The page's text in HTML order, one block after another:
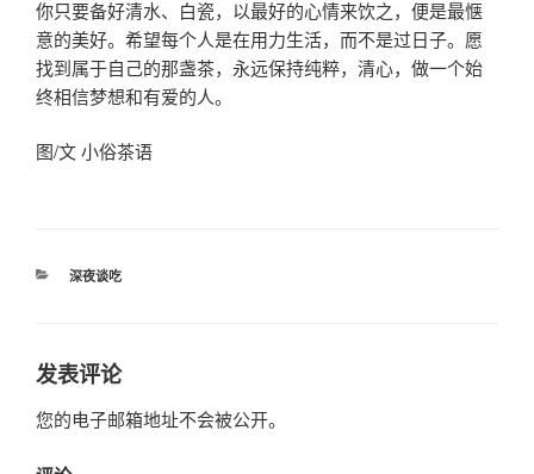
你只要备好清水、白瓷，以最好的心情来饮之，便是最惬
意的美好。希望每个人是在用力生活，而不是过日子。愿
找到属于自己的那盏茶，永远保持纯粹，清心，做一个始
终相信梦想和有爱的人。
图/文 小俗茶语
分
深夜谈吃
发表评论
您的电子邮箱地址不会被公开。